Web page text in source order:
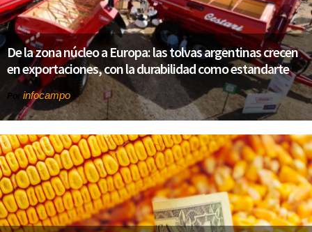
De la zona núcleo a Europa: las tolvas argentinas crecen
en exportaciones, con la durabilidad como estandarte
Por infocampo